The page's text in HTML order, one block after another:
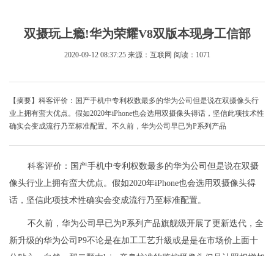
双摄玩上瘾!华为荣耀V8双版本现身工信部
2020-09-12 08:37:25 来源：互联网 阅读：1071
【摘要】科客评价：国产手机中专利权数最多的华为公司但是说在双摄像头行
业上拥有蛮大优点。假如2020年iPhone也会选用双摄像头得话，坚信此项技术性
确实会变成流行乃至标准配置。不久前，华为公司早已为P系列产品
科客评价：国产手机中专利权数最多的华为公司但是说在双摄
像头行业上拥有蛮大优点。假如2020年iPhone也会选用双摄像头得
话，坚信此项技术性确实会变成流行乃至标准配置。
不久前，华为公司早已为P系列产品旗舰级开展了更新迭代，全
新升级的华为公司P9不论是在加工工艺升級或是是在市场价上面十